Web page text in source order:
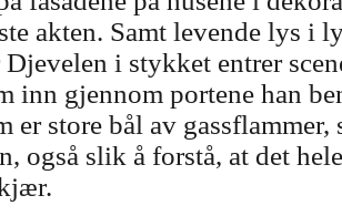
akten. Samt levende lys i
Djevelen i stykket entrer
inn gjennom portene han
er store bål av
også slik å forstå, at det